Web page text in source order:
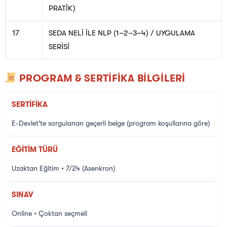
PRATİK)
17
SEDA NELİ İLE NLP (1–2–3–4) / UYGULAMA
SERİSİ
PROGRAM & SERTİFİKA BİLGİLERİ
SERTİFİKA
E-Devlet’te sorgulanan geçerli belge (program koşullarına göre)
EĞİTİM TÜRÜ
Uzaktan Eğitim • 7/24 (Asenkron)
SINAV
Online • Çoktan seçmeli